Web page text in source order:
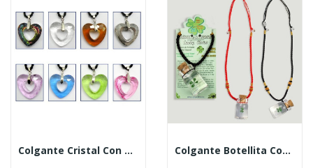
Colgante Cristal Con Cordón. Modelo Corazón Disco Colgante Botellita Con Trebol Y Cordon, Surtido